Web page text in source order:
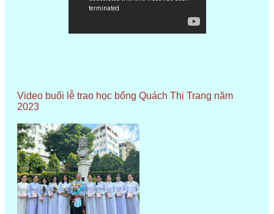
Video buổi lễ trao học bổng Quách Thị Trang năm
2023